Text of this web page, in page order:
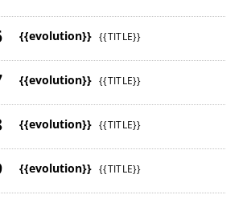
{{evolution}} {{TITLE}}
{{evolution}} {{TITLE}}
{{evolution}} {{TITLE}}
{{evolution}} {{TITLE}}